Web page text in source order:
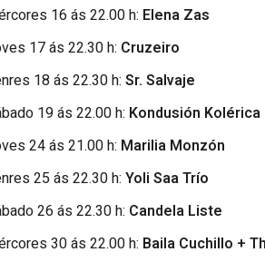
16 ás 22.00 h: Elena Zas
17 ás 22.30 h: Cruzeiro
18 ás 22.30 h: Sr. Salvaje
19 ás 22.00 h: Kondusión
24 ás 21.00 h: Marilia Monzón
25 ás 22.30 h: Yoli Saa Trío
26 ás 22.30 h: Candela Liste
30 ás 22.00 h: Baila Cuchillo +